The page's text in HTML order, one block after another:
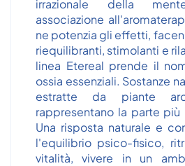
irrazionale della
associazione
ne potenzia gli effetti,
riequilibranti, stimolanti e
linea Etereal prende il
ossia essenziali. Sostanze
estratte da piante
rappresentano la parte più
Una risposta naturale e
l'equilibrio psico-fisico,
vitalità, vivere in un